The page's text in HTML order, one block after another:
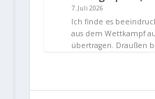
7. Juli 2026
Ich finde es
aus dem Wettkampf
übertragen. Draußen